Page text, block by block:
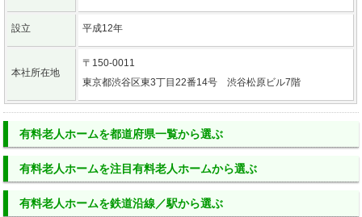
設立 平成12年
本社所在地
〒150-0011
東京都渋谷区東3丁目22番14号 渋谷松原ビル7階
有料老人ホームを都道府県一覧から選ぶ
有料老人ホームを注目有料老人ホームから選ぶ
有料老人ホームを鉄道沿線／駅から選ぶ